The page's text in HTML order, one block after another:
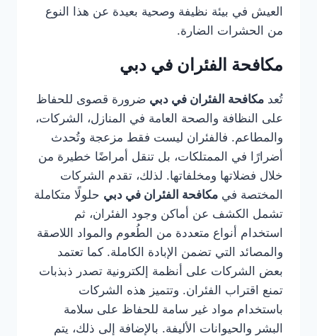
العيش في بيئة نظيفة وصحية بعيدة عن هذا النوع
من الحشرات الضارة.
مكافحة الفئران في دبي
تُعد مكافحة الفئران في دبي ضرورة قصوى للحفاظ
على النظافة والصحة العامة في المنازل، الشركات،
والمطاعم. فالفئران ليست فقط مزعجة وتُحدث
أضرارًا في الممتلكات، بل تنقل أمراضًا خطيرة من
خلال فضلاتها ومخلفاتها. لذلك، تقدم الشركات
المختصة في مكافحة الفئران في دبي حلولًا متكاملة
تشمل الكشف عن أماكن وجود الفئران، ثم
استخدام أنواع متعددة من الطُعوم والمواد اللاصقة
والمصائد التي تضمن الإبادة الكاملة. كما تعتمد
بعض الشركات على أنظمة إلكترونية تصدر ذبذبات
تمنع اقتراب الفئران. وتتميز هذه الشركات
باستخدام مواد غير سامة للحفاظ على سلامة
البشر والحيوانات الأليفة. بالإضافة إلى ذلك، يتم